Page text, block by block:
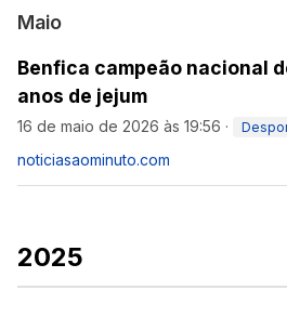
Maio
Benfica campeão nacional
anos de jejum
16 de maio de 2026 às 19:56 ·
noticiasaominuto.com
2025